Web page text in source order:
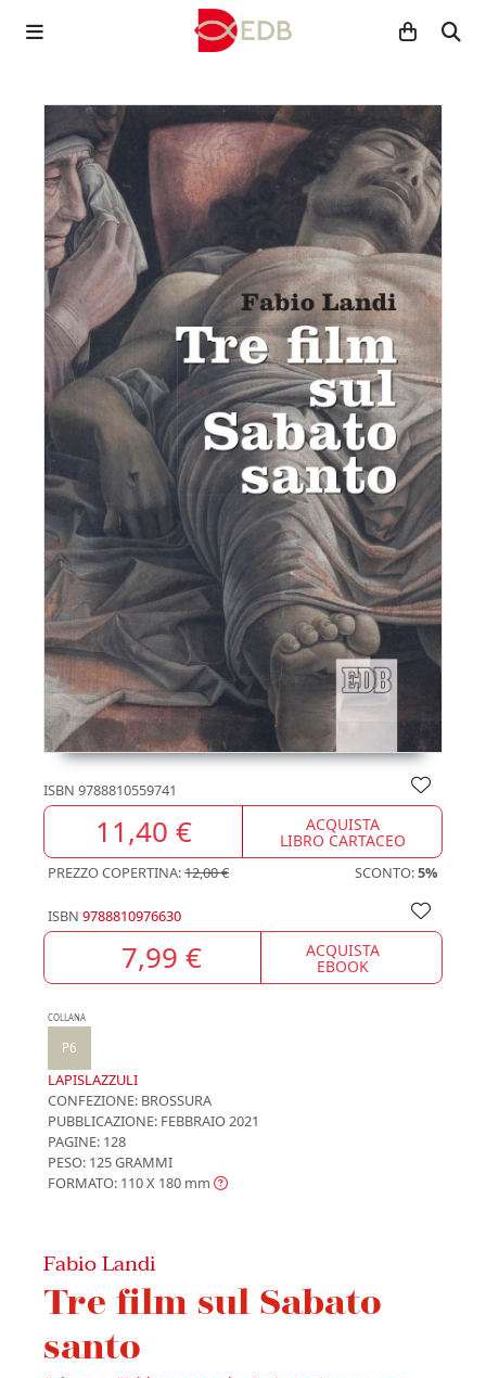
ISBN 9788810559741
11,40 € ACQUISTA
LIBRO CARTACEO
PREZZO COPERTINA:12,00 € SCONTO:5%
ISBN 9788810976630
7,99 € ACQUISTA
EBOOK
COLLANA
P6
LAPISLAZZULI
CONFEZIONE: BROSSURA
PUBBLICAZIONE: FEBBRAIO 2021
PAGINE: 128
PESO: 125 GRAMMI
FORMATO: 110 X 180 mm
Fabio Landi
Tre film sul Sabato
santo